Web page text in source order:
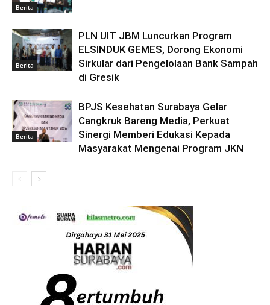
Berita
Berita
PLN UIT JBM Luncurkan Program
ELSINDUK GEMES, Dorong Ekonomi
Sirkular dari Pengelolaan Bank Sampah
di Gresik
Berita
BPJS Kesehatan Surabaya Gelar
Cangkruk Bareng Media, Perkuat
Sinergi Memberi Edukasi Kepada
Masyarakat Mengenai Program JKN